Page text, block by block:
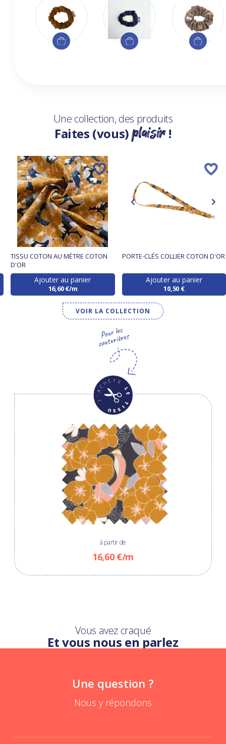
Une collection, des produits
Faites (vous)plaisir!
TISSU COTON AU MÈTRE COTON
D'OR
Ajouter au panier
16,60 €/m
PORTE-CLÉS COLLIER COTON D'OR
Ajouter au panier
10,50 €
VOIR LA COLLECTION
à partir de
16,60 €/m
Vous avez craqué
Et vous nous en parlez
Une question ?
Nous y répondons